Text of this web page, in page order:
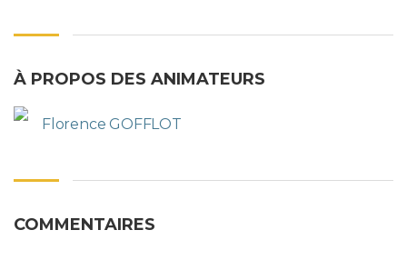
À PROPOS DES ANIMATEURS
Florence GOFFLOT
COMMENTAIRES